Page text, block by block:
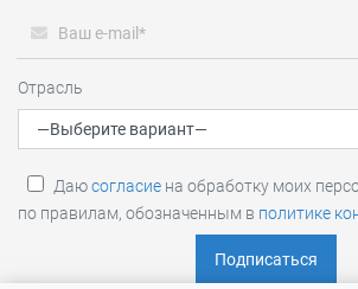
Отрасль
Даюсогласие на обработку моих
по правилам, обозначенным в политике